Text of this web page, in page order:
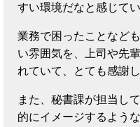
すい環境だなと感じてい
業務で困ったことなど
い雰囲気を、上司や先
れていて、とても感謝し
また、秘書課が担当し
的にイメージするよう